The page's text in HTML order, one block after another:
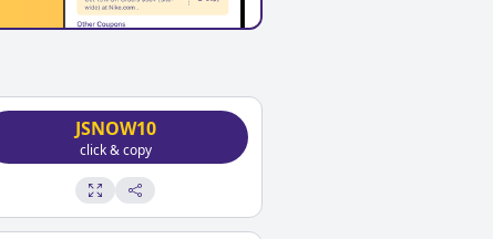
JSNOW10
click & copy